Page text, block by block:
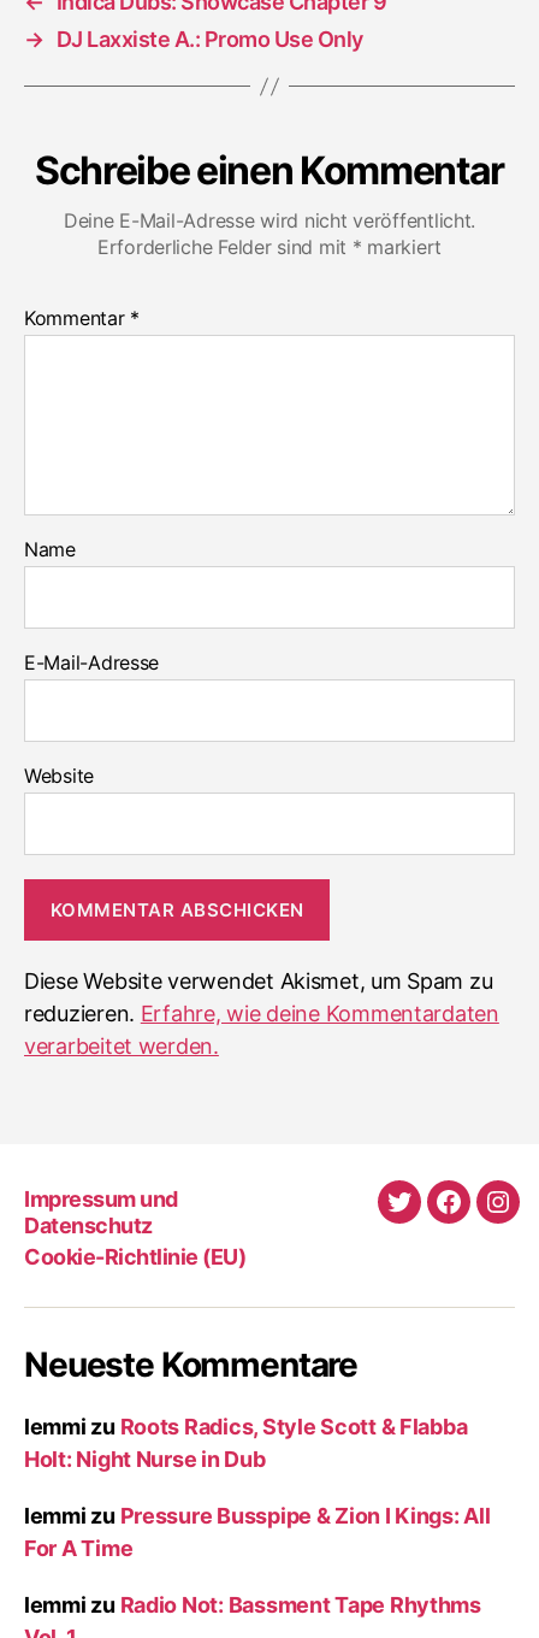
→ DJ Laxxiste A.: Promo Use Only
Schreibe einen Kommentar
Deine E-Mail-Adresse wird nicht veröffentlicht.
Erforderliche Felder sind mit * markiert
Kommentar *
Name
E-Mail-Adresse
Website
Diese Website verwendet Akismet, um Spam zu
reduzieren. Erfahre, wie deine Kommentardaten
verarbeitet werden.
Impressum und
Datenschutz
Cookie-Richtlinie (EU)
Twitter
Neueste Kommentare
lemmi zu Roots Radics, Style Scott & Flabba
Holt: Night Nurse in Dub
lemmi zu Pressure Busspipe & Zion I Kings: All
For A Time
lemmi zu Radio Not: Bassment Tape Rhythms